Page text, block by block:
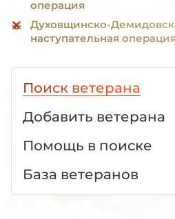
операция
Духовщинско-
наступательная операция
Поиск ветерана
Добавить ветерана
Помощь в поиске
База ветеранов